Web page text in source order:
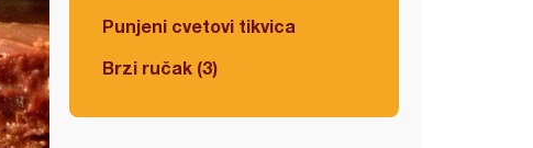
Punjeni cvetovi tikvica
Brzi ručak (3)